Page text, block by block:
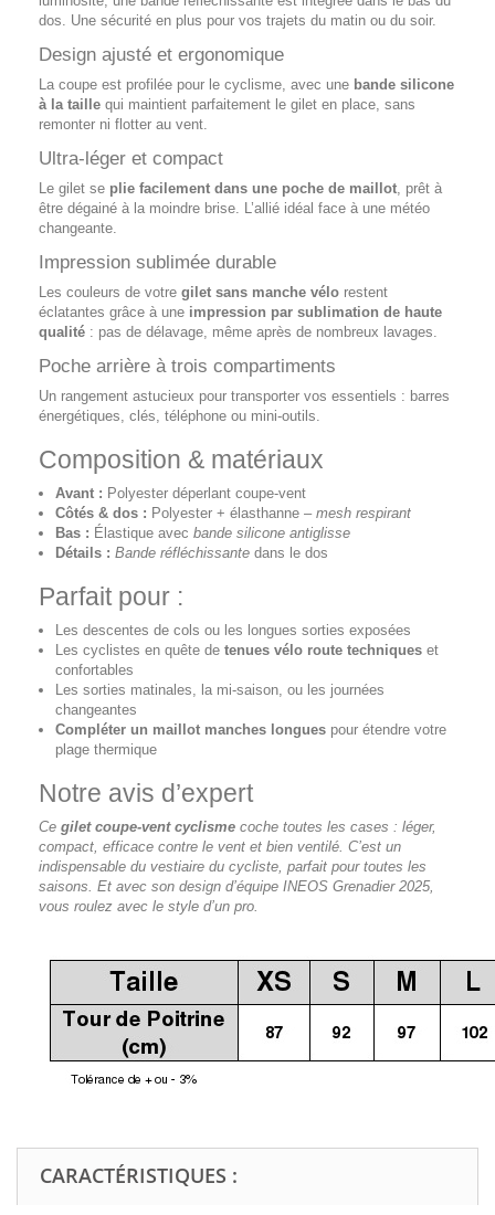
dos. Une sécurité en plus pour vos trajets du matin ou du soir.
Design ajusté et ergonomique
La coupe est profilée pour le cyclisme, avec une bande silicone
à la taille qui maintient parfaitement le gilet en place, sans
remonter ni flotter au vent.
Ultra-léger et compact
Le gilet se plie facilement dans une poche de maillot, prêt à
être dégainé à la moindre brise. L’allié idéal face à une météo
changeante.
Impression sublimée durable
Les couleurs de votre gilet sans manche vélo restent
éclatantes grâce à une impression par sublimation de haute
qualité : pas de délavage, même après de nombreux lavages.
Poche arrière à trois compartiments
Un rangement astucieux pour transporter vos essentiels : barres
énergétiques, clés, téléphone ou mini-outils.
Composition & matériaux
Avant : Polyester déperlant coupe-vent
Côtés & dos : Polyester + élasthanne – mesh respirant
Bas : Élastique avec bande silicone antiglisse
Détails : Bande réfléchissante dans le dos
Parfait pour :
Les descentes de cols ou les longues sorties exposées
Les cyclistes en quête de tenues vélo route techniques et
confortables
Les sorties matinales, la mi-saison, ou les journées
changeantes
Compléter un maillot manches longues pour étendre votre
plage thermique
Notre avis d’expert
Ce gilet coupe-vent cyclisme coche toutes les cases : léger,
compact, efficace contre le vent et bien ventilé. C’est un
indispensable du vestiaire du cycliste, parfait pour toutes les
saisons. Et avec son design d’équipe INEOS Grenadier 2025,
vous roulez avec le style d’un pro.
CARACTÉRISTIQUES :